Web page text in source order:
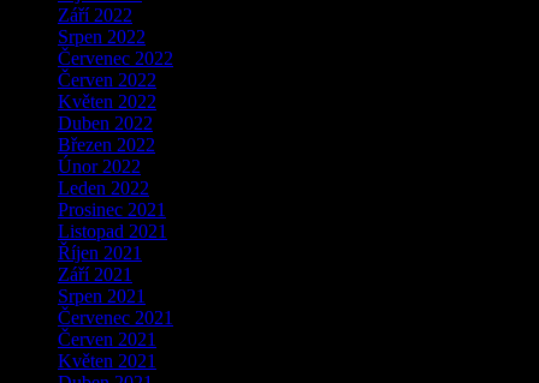
Září 2022
Srpen 2022
Červenec 2022
Červen 2022
Květen 2022
Duben 2022
Březen 2022
Únor 2022
Leden 2022
Prosinec 2021
Listopad 2021
Říjen 2021
Září 2021
Srpen 2021
Červenec 2021
Červen 2021
Květen 2021